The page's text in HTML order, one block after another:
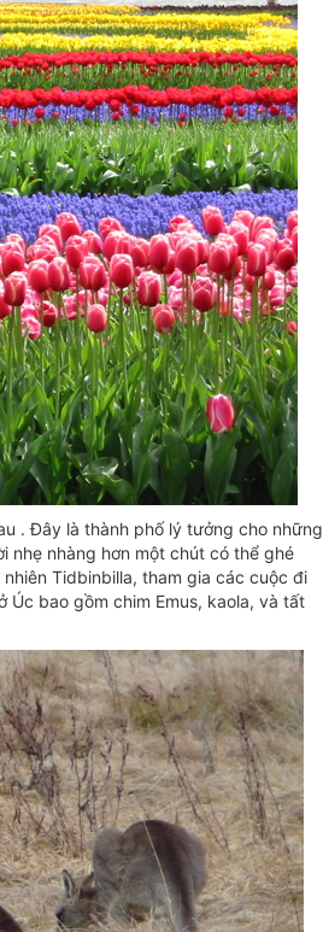
. Đây là thành phố lý tưởng cho những
nhẹ nhàng hơn một chút có thể ghé
Tidbinbilla, tham gia các cuộc đi
bao gồm chim Emus, kaola, và tất